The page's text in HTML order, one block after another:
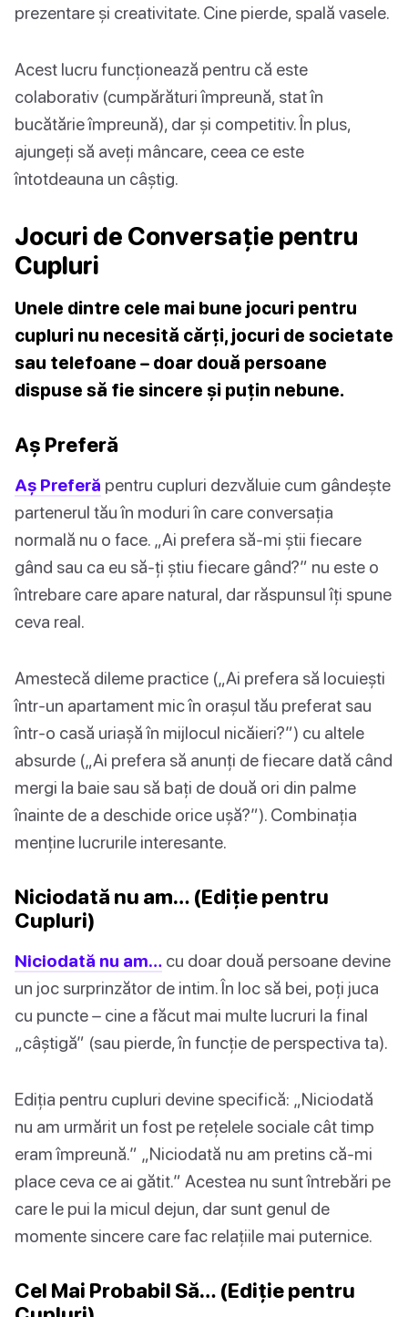
prezentare și creativitate. Cine pierde, spală vasele.
Acest lucru funcționează pentru că este
colaborativ (cumpărături împreună, stat în
bucătărie împreună), dar și competitiv. În plus,
ajungeți să aveți mâncare, ceea ce este
întotdeauna un câștig.
Jocuri de Conversație pentru
Cupluri
Unele dintre cele mai bune jocuri pentru
cupluri nu necesită cărți, jocuri de societate
sau telefoane – doar două persoane
dispuse să fie sincere și puțin nebune.
Aș Preferă
Aș Preferă pentru cupluri dezvăluie cum gândește
partenerul tău în moduri în care conversația
normală nu o face. „Ai prefera să-mi știi fiecare
gând sau ca eu să-ți știu fiecare gând?” nu este o
întrebare care apare natural, dar răspunsul îți spune
ceva real.
Amestecă dileme practice („Ai prefera să locuiești
într-un apartament mic în orașul tău preferat sau
într-o casă uriașă în mijlocul nicăieri?”) cu altele
absurde („Ai prefera să anunți de fiecare dată când
mergi la baie sau să bați de două ori din palme
înainte de a deschide orice ușă?”). Combinația
menține lucrurile interesante.
Niciodată nu am… (Ediție pentru
Cupluri)
Niciodată nu am… cu doar două persoane devine
un joc surprinzător de intim. În loc să bei, poți juca
cu puncte – cine a făcut mai multe lucruri la final
„câștigă” (sau pierde, în funcție de perspectiva ta).
Ediția pentru cupluri devine specifică: „Niciodată
nu am urmărit un fost pe rețelele sociale cât timp
eram împreună.” „Niciodată nu am pretins că-mi
place ceva ce ai gătit.” Acestea nu sunt întrebări pe
care le pui la micul dejun, dar sunt genul de
momente sincere care fac relațiile mai puternice.
Cel Mai Probabil Să… (Ediție pentru